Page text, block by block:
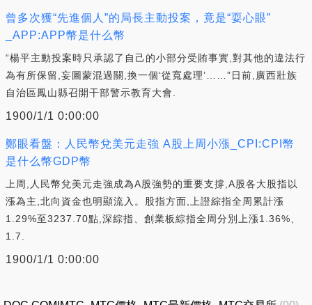
曾多次獲“先進個人”的局長主動投案，竟是“耍心眼”
_APP:APP幣是什么幣
“楊平主動投案時只承認了自己的小部分受賄事實,對其他的違法行
為有所保留,妄圖蒙混過關,換一個‘從寬處理’……”日前,廣西壯族
自治區鳳山縣召開干部警示教育大會.
1900/1/1 0:00:00
鄭眼看盤：人民幣兌美元走強 A股上周小漲_CPI:CPI幣
是什么幣GDP幣
上周,人民幣兌美元走強成為A股強勢的重要支撐,A股各大股指以
漲為主,北向資金也明顯流入。股指方面,上證綜指全周累計漲
1.29%至3237.70點,深綜指、創業板綜指全周分別上漲1.36%、
1.7.
1900/1/1 0:00:00